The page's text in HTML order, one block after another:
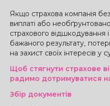
Якщо страхова компанія
виплаті або
страхового відшкодування
бажаного результату,
на захист своїх інтересів у
Щоб стягнути страхове
радимо дотримуватися
Збір документів